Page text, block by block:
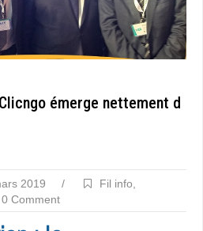
émerge nettement d
2019 / Fil info
0 Comment